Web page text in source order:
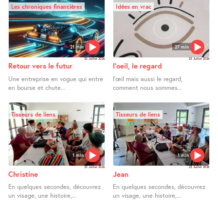
21 min
Les chroniques financières
23 Juillet 2026
Retour vers le futur
Une entreprise en vogue qui entre
en bourse et chute...
27 min
Idées en vrac
23 Juillet 2026
l’oeil, le regard
l’œil mais aussi le regard,
comment nous sommes...
1 min
Tisseurs de liens
23 Juillet 2026
Christine
En quelques secondes, découvrez
un visage, une histoire,...
1 min
Tisseurs de liens
23 Juillet 2026
Jean
En quelques secondes, découvrez
un visage, une histoire,...